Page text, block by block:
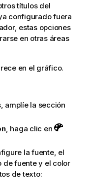
títulos del
configurado fuera
estas opciones
en otras áreas
en el gráfico.
amplíe la sección
, haga clic en
la fuente, el
de fuente y el color
de texto: